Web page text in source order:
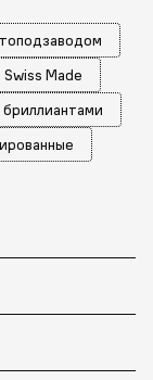
Swiss Made
бриллиантами